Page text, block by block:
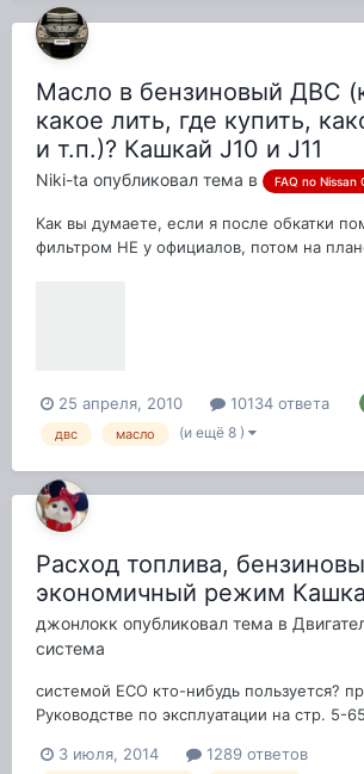
Масло в бензиновый ДВС
какое лить, где купить,
и т.п.)? Кашкай J10 и J11
Niki-ta опубликовал тема в FAQ по Nissan
Как вы думаете, если я после обкатки
фильтром НЕ у официалов, потом на
25 апреля, 2010 10134 ответа
двс масло (и ещё 8 )
Расход топлива,
экономичный режим
джонлокк опубликовал тема в
система
системой ЕСО кто-нибудь пользуется?
Руководстве по эксплуатации на стр. 5-
грузом или на затяжном подъеме этот
3 июля, 2014 1289 ответов